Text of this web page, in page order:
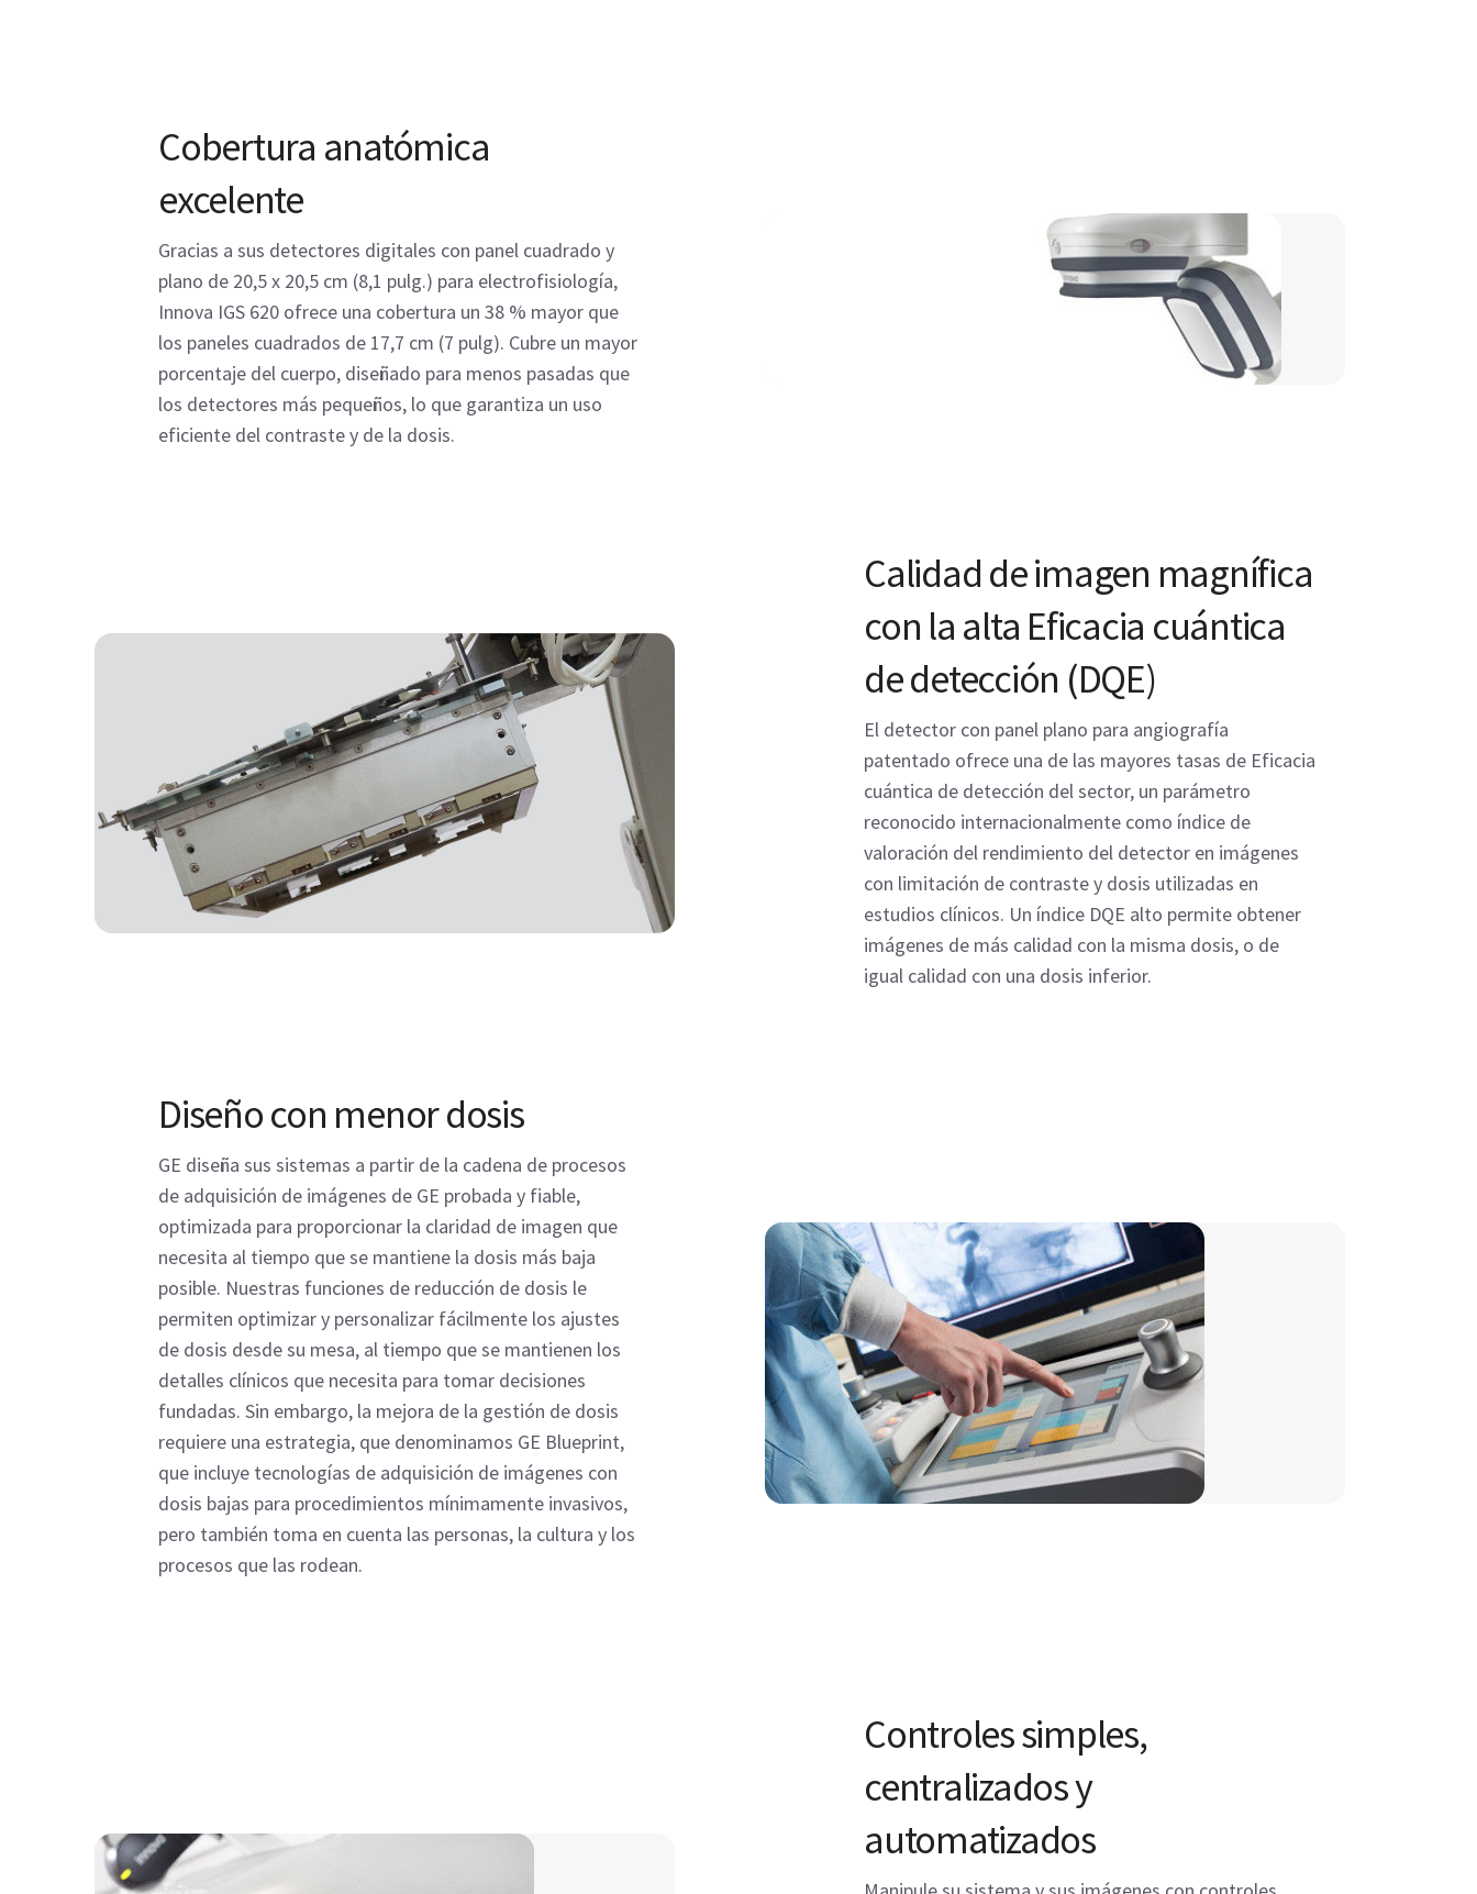
Cobertura anatómica
excelente
Gracias a sus detectores digitales con panel cuadrado y
plano de 20,5 x 20,5 cm (8,1 pulg.) para electrofisiología,
Innova IGS 620 ofrece una cobertura un 38 % mayor que
los paneles cuadrados de 17,7 cm (7 pulg). Cubre un mayor
porcentaje del cuerpo, diseñado para menos pasadas que
los detectores más pequeños, lo que garantiza un uso
eficiente del contraste y de la dosis.
Calidad de imagen magnífica
con la alta Eficacia cuántica
de detección (DQE)
El detector con panel plano para angiografía
patentado ofrece una de las mayores tasas de Eficacia
cuántica de detección del sector, un parámetro
reconocido internacionalmente como índice de
valoración del rendimiento del detector en imágenes
con limitación de contraste y dosis utilizadas en
estudios clínicos. Un índice DQE alto permite obtener
imágenes de más calidad con la misma dosis, o de
igual calidad con una dosis inferior.
Diseño con menor dosis
GE diseña sus sistemas a partir de la cadena de procesos
de adquisición de imágenes de GE probada y fiable,
optimizada para proporcionar la claridad de imagen que
necesita al tiempo que se mantiene la dosis más baja
posible. Nuestras funciones de reducción de dosis le
permiten optimizar y personalizar fácilmente los ajustes
de dosis desde su mesa, al tiempo que se mantienen los
detalles clínicos que necesita para tomar decisiones
fundadas. Sin embargo, la mejora de la gestión de dosis
requiere una estrategia, que denominamos GE Blueprint,
que incluye tecnologías de adquisición de imágenes con
dosis bajas para procedimientos mínimamente invasivos,
pero también toma en cuenta las personas, la cultura y los
procesos que las rodean.
Controles simples,
centralizados y
automatizados